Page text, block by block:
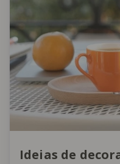
Ideias de